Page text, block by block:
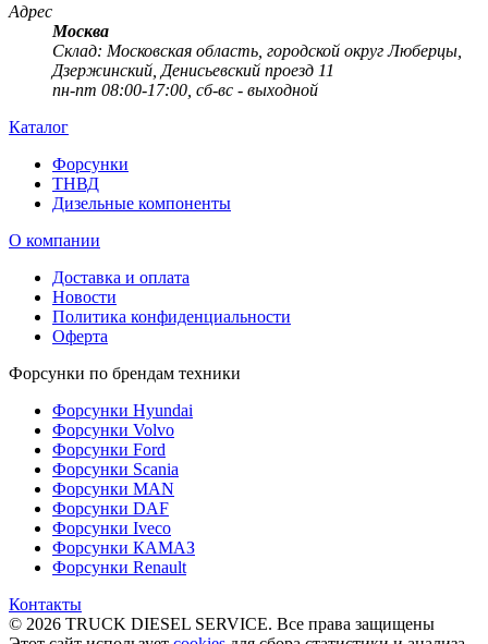
Адрес
Москва
Cклад: Московская область, городской округ Люберцы,
Дзержинский, Денисьевский проезд 11
пн-пт 08:00-17:00, сб-вс - выходной
Каталог
Форсунки
ТНВД
Дизельные компоненты
О компании
Доставка и оплата
Новости
Политика конфиденциальности
Оферта
Форсунки по брендам техники
Форсунки Hyundai
Форсунки Volvo
Форсунки Ford
Форсунки Scania
Форсунки MAN
Форсунки DAF
Форсунки Iveco
Форсунки КАМАЗ
Форсунки Renault
Контакты
© 2026 TRUCK DIESEL SERVICE. Все права защищены